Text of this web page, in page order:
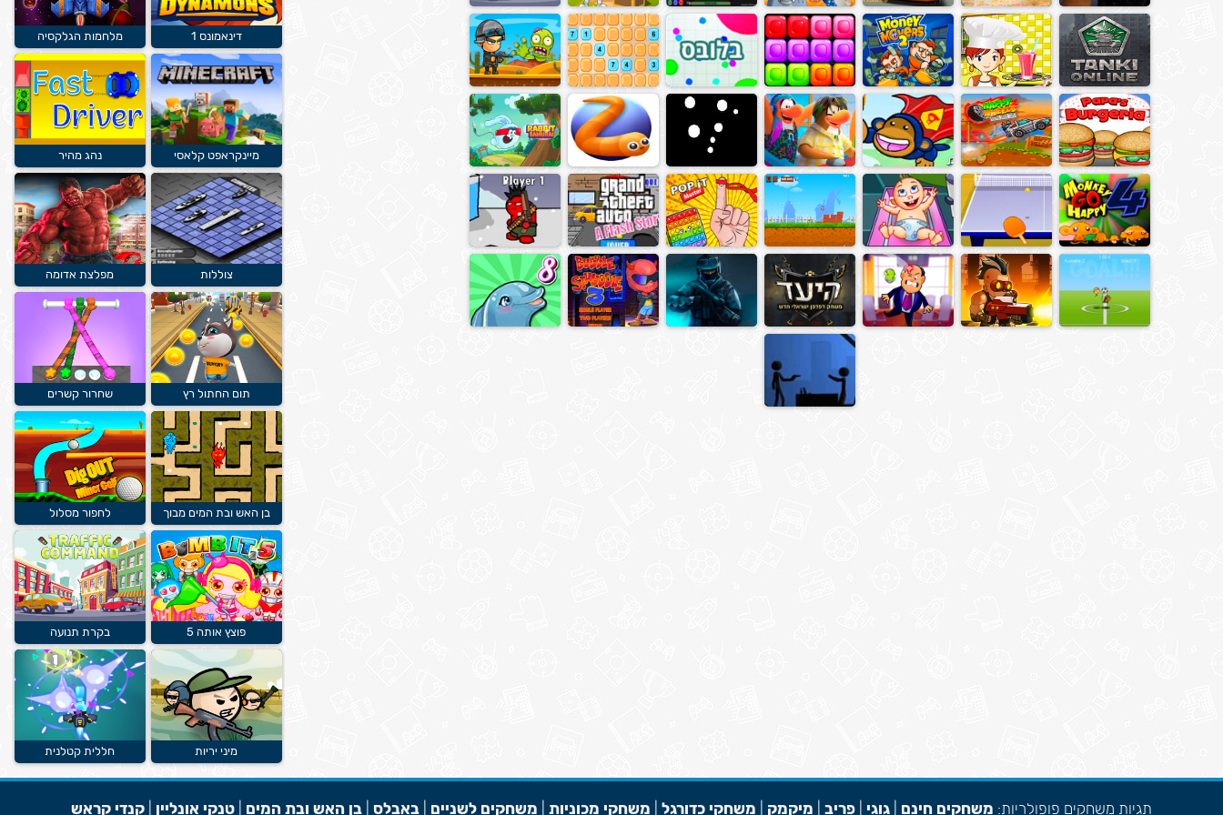
דינאמונס 1 מלחמות הגלקסיה
מיינקראפט קלאסי נהג מהיר
צוללות מפלצת אדומה
תום החתול רץ שחרור קשרים
בן האש ובת המים מבוך לחפור מסלול
פוצץ אותה 5 בקרת תנועה
מיני יריות חללית קטלנית
תגיות משחקים פופולריות: משחקים חינם גוגי פריב מיקמק משחקי כדורגל משחקי מכוניות משחקים לשניים באבלס בן האש ובת המים טנקי אונליין קנדי קראש